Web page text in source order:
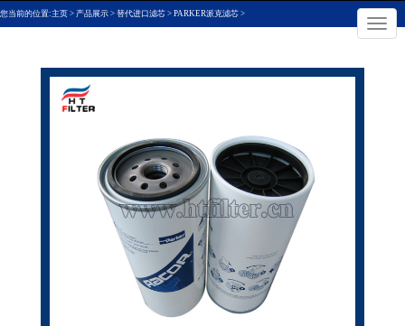
切
换
导
×
您当前的位置:主页 > 产品展示 > 替代进口滤芯 > PARKER派克滤芯 >